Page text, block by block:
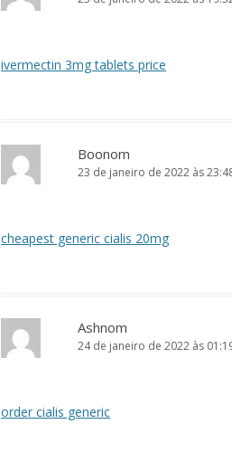
ivermectin 3mg tablets price
Boonom
23 de janeiro de 2022 às
cheapest generic cialis 20mg
Ashnom
24 de janeiro de 2022 às
order cialis generic